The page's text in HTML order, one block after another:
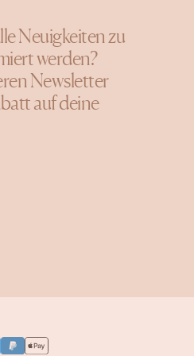
Neuigkeiten zu
werden?
Newsletter
auf deine